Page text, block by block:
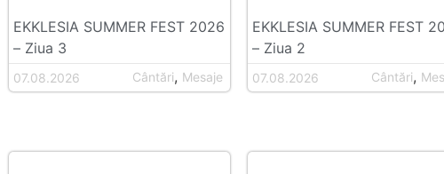
EKKLESIA SUMMER FEST 2026
– Ziua 3
07.08.2026 Cântări, Mesaje
EKKLESIA SUMMER FEST
– Ziua 2
07.08.2026 Cântări,